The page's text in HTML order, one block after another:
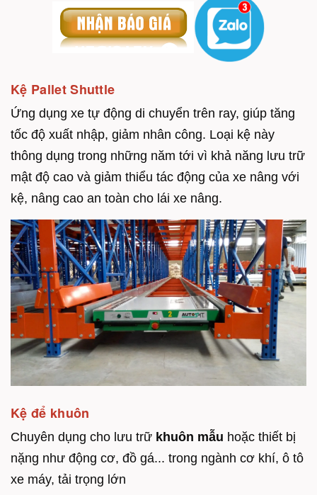
Kệ Pallet Shuttle
Ứng dụng xe tự động di chuyển trên ray, giúp tăng
tốc độ xuất nhập, giảm nhân công. Loại kệ này
thông dụng trong những năm tới vì khả năng lưu trữ
mật độ cao và giảm thiểu tác động của xe nâng với
kệ, nâng cao an toàn cho lái xe nâng.
Kệ để khuôn
Chuyên dụng cho lưu trữ khuôn mẫu hoặc thiết bị
nặng như động cơ, đồ gá... trong ngành cơ khí, ô tô
xe máy, tải trọng lớn